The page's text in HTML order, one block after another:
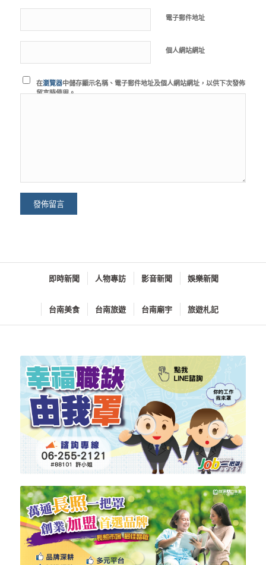
電子郵件地址
個人網站網址
在瀏覽器中儲存顯示名稱、電子郵件地址及個人網站網址，以供下次發佈
留言時使用。
即時新聞 人物專訪 影音新聞 娛樂新聞
台南美食 台南旅遊 台南廟宇 旅遊札記